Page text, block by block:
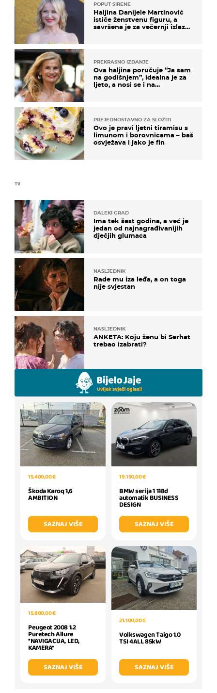
TV
DALEKI GRAD
Ima tek šest godina, a već je
jedan od najnagrađivanijih
dječjih glumaca
NASLJEDNIK
Rade mu iza leđa, a on toga
nije svjestan
NASLJEDNIK
ANKETA: Koju ženu bi Serhat
trebao izabrati?
POPUT SIRENE
Haljina Danijele Martinović
ističe ženstvenu figuru, a
savršena je za večernji izlazak
PREKRASNO IZDANJE
Ova haljina poručuje “Ja sam
na godišnjem”, idealna je za
ljeto, a nosi se i na
PREJEDNOSTAVNO ZA SLOŽITI
Ovo je pravi ljetni tiramisu s
limunom i borovnicama – baš
osvježava i jako je fin
15.400,00 €
Škoda Karoq 1,6
AMBITION
SAZNAJ VIŠE
19.150,00 €
BMW serija 1 118d
automatik BUSINESS
DESIGN
SAZNAJ VIŠE
15.800,00 €
Peugeot 2008 1.2
Puretech Allure
*NAVIGACIJA, LED,
KAMERA*
SAZNAJ VIŠE
21.100,00 €
Volkswagen Taigo 1.0
TSI 4ALL 85kW
SAZNAJ VIŠE